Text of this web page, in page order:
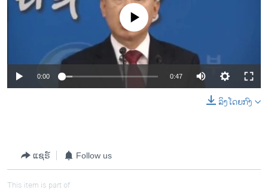
No media source currently available
0:00 0:47
ລິງໂດຍກົງ
ແຊຣ໌ Follow us
This item is part of